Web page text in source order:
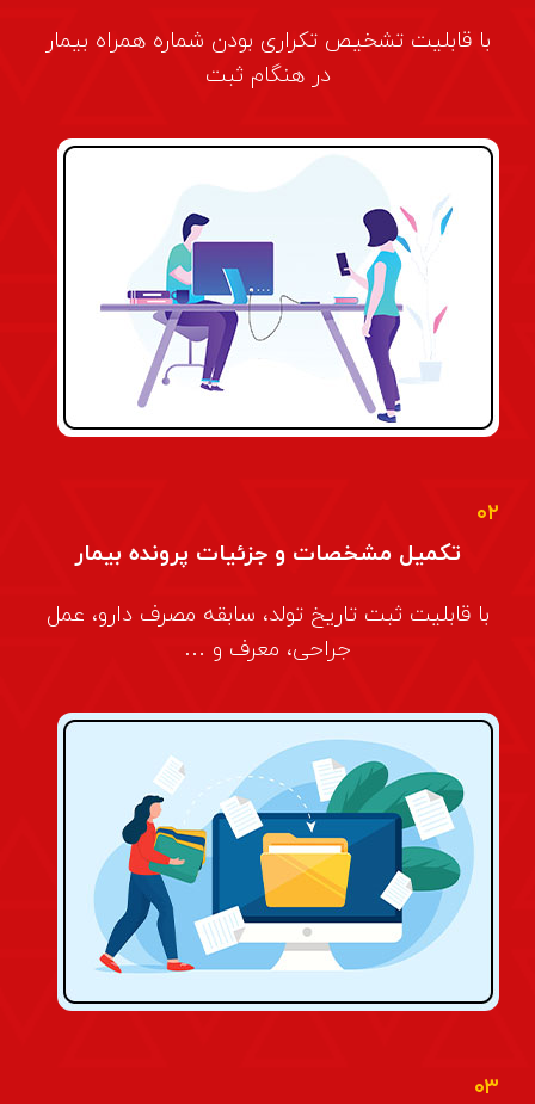
با قابلیت تشخیص تکراری بودن شماره همراه بیمار
در هنگام ثبت
۰۲
تکمیل مشخصات و جزئیات پرونده بیمار
با قابلیت ثبت تاریخ تولد، سابقه مصرف دارو، عمل
جراحی، معرف و …
۰۳